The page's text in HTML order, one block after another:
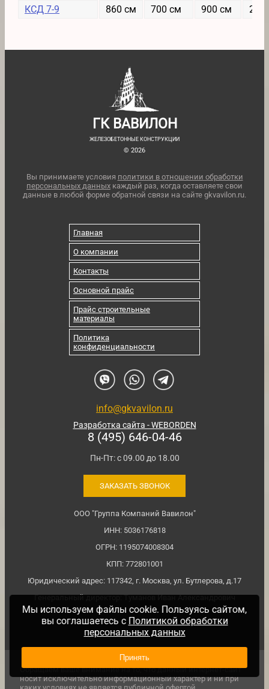
КСД 7-9
860 см 700 см 900 см
ГК ВАВИЛОН
ЖЕЛЕЗОБЕТОННЫЕ КОНСТРУКЦИИ
© 2026
Вы принимаете условия политики в отношении обработки
персональных данных каждый раз, когда оставляете свои
данные в любой форме обратной связи на сайте gkvavilon.ru.
Главная
О компании
Контакты
Основной прайс
Прайс строительные
материалы
Политика
конфиденциальности
info@gkvavilon.ru
Разработка сайта - WEBORDEN
8 (495) 646-04-46
Пн-Пт: с 09.00 до 18.00
ЗАКАЗАТЬ ЗВОНОК
ООО "Группа Компаний Вавилон"
ИНН: 5036176818
ОГРН: 1195074008304
КПП: 772801001
Юридический адрес: 117342, г. Москва, ул. Бутлерова, д.17
Генеральный директор: Туманов Иван Александрович
Обращаем ваше внимание на то, что данный интернет-сайт
носит исключительно информационный характер и ни при
Мы используем файлы cookie. Пользуясь сайтом,
вы соглашаетесь с Политикой обработки
персональных данных
Принять